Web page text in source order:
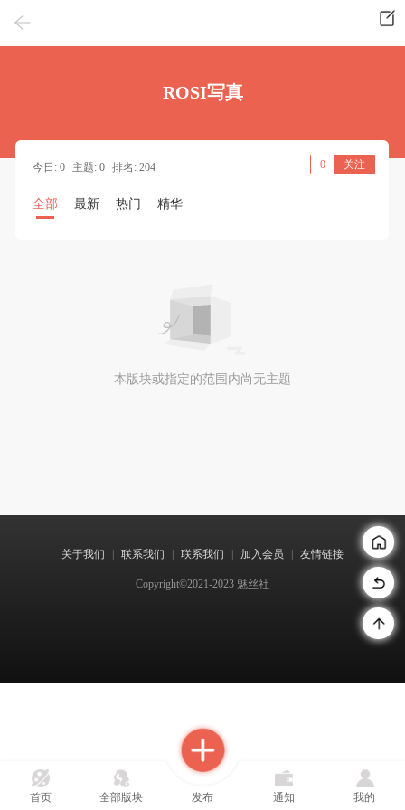
首页 全部版块 发布 通知 我的
ROSI写真
今日: 0 主题: 0 排名: 204 0 关注
全部 最新 热门 精华
本版块或指定的范围内尚无主题
关于我们 联系我们 联系我们 加入会员 友情链接
Copyright©2021-2023 魅丝社